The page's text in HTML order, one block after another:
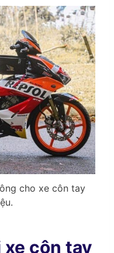
cho xe côn tay
côn tay